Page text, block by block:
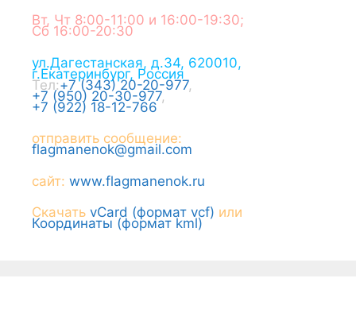
Вт, Чт 8:00-11:00 и 16:00-19:30;
Сб 16:00-20:30
ул.Дагестанская, д.34, 620010,
г.Екатеринбург, Россия
Тел:+7 (343) 20-20-977,
+7 (950) 20-30-977,
+7 (922) 18-12-766
отправить сообщение:
flagmanenok@gmail.com
сайт: www.flagmanenok.ru
Скачать vCard (формат vcf) или
Координаты (формат kml)